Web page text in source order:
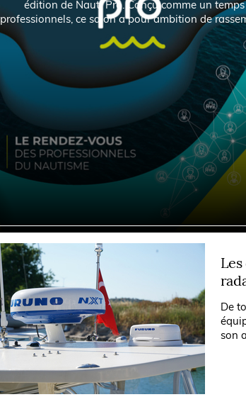
édition de Nauti Pro. Conçu comme un
professionnels, ce salon a pour ambition de
la filière nautique. Pour la
De
son